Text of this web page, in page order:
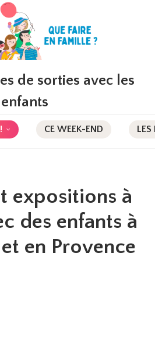
de sorties avec les
enfants
CE WEEK-END LES
expositions à
des enfants à
en Provence